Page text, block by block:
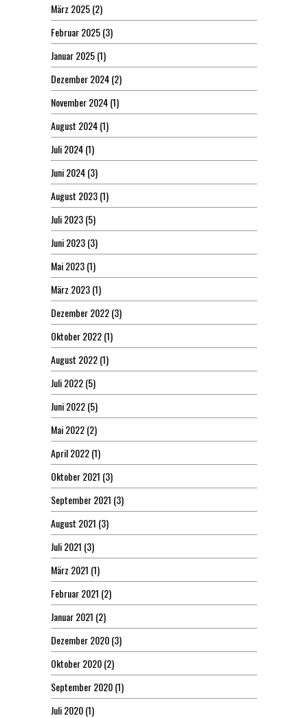
März 2025(2)
Februar 2025(3)
Januar 2025(1)
Dezember 2024(2)
November 2024(1)
August 2024(1)
Juli 2024(1)
Juni 2024(3)
August 2023(1)
Juli 2023(5)
Juni 2023(3)
Mai 2023(1)
März 2023(1)
Dezember 2022(3)
Oktober 2022(1)
August 2022(1)
Juli 2022(5)
Juni 2022(5)
Mai 2022(2)
April 2022(1)
Oktober 2021 (3)
September 2021 (3)
August 2021 (3)
Juli 2021 (3)
März 2021 (1)
Februar 2021 (2)
Januar 2021 (2)
Dezember 2020(3)
Oktober 2020(2)
September 2020(1)
Juli 2020(1)